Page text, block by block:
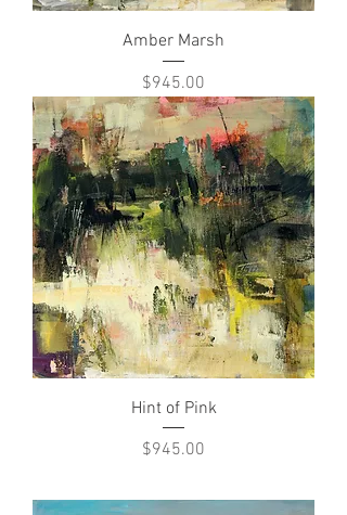
Amber Marsh
Price
$945.00
Hint of Pink
Price
$945.00